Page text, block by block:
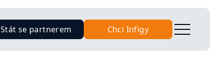
Stát se partnerem Chci Infigy